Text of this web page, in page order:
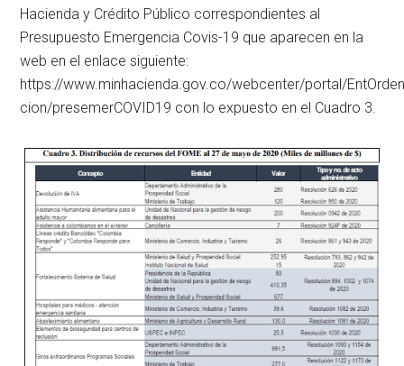
Hacienda y Crédito Público correspondientes al
Presupuesto Emergencia Covis-19 que aparecen en la
web en el enlace siguiente:
https://www.minhacienda.gov.co/webcenter/portal/
cion/presemerCOVID19 con lo expuesto en el Cuadro 3.